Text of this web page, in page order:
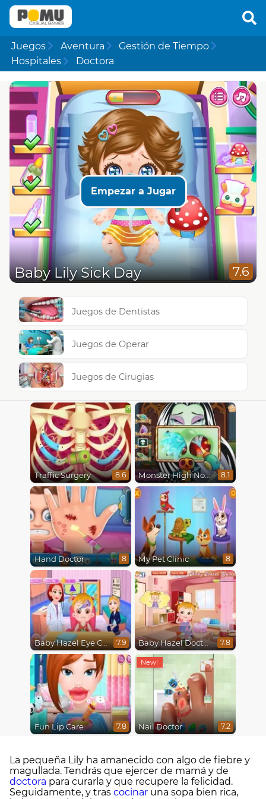
Juegos Aventura
Gestión de Tiempo
Hospitales
Doctora
Empezar a Jugar
Baby Lily Sick Day 7.6
Juegos de Dentistas
Juegos de Operar
Juegos de Cirugias
Traffic Surgery 8.6 Monster High Nose Doctor 8.1
Hand Doctor 8 My Pet Clinic 8
Baby Hazel Eye Care 7.9 Baby Hazel Doctor Play 7.8
Fun Lip Care 7.8 Nail Doctor 7.2
La pequeña Lily ha amanecido con algo de fiebre y
magullada. Tendrás que ejercer de mamá y de
doctora para curarla y que recupere la felicidad.
Seguidamente, y tras cocinar una sopa bien rica,